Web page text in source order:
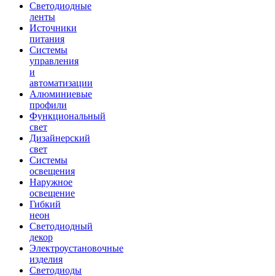
Светодиодные
ленты
Источники
питания
Системы
управления
и
автоматизации
Алюминиевые
профили
Функциональный
свет
Дизайнерский
свет
Системы
освещения
Наружное
освещение
Гибкий
неон
Светодиодный
декор
Электроустановочные
изделия
Светодиоды